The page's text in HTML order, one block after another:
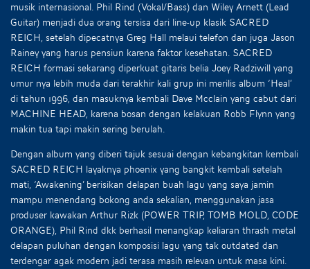
musik internasional. Phil Rind (Vokal/Bass) dan Wiley Arnett (Lead
Guitar) menjadi dua orang tersisa dari line-up klasik SACRED
REICH, setelah dipecatnya Greg Hall melaui telefon dan juga Jason
Rainey yang harus pensiun karena faktor kesehatan. SACRED
REICH formasi sekarang diperkuat gitaris belia Joey Radziwill yang
umur nya lebih muda dari terakhir kali grup ini merilis album ‘Heal’
di tahun 1996, dan masuknya kembali Dave Mcclain yang cabut dari
MACHINE HEAD, karena bosan dengan kelakuan Robb Flynn yang
makin tua tapi makin sering berulah.
Dengan album yang diberi tajuk sesuai dengan kebangkitan kembali
SACRED REICH layaknya phoenix yang bangkit kembali setelah
mati, ‘Awakening’ berisikan delapan buah lagu yang saya jamin
mampu menendang bokong anda sekalian, menggunakan jasa
produser kawakan Arthur Rizk (POWER TRIP, TOMB MOLD, CODE
ORANGE), Phil Rind dkk berhasil menangkap keliaran thrash metal
delapan puluhan dengan komposisi lagu yang tak outdated dan
terdengar agak modern jadi terasa masih relevan untuk masa kini.